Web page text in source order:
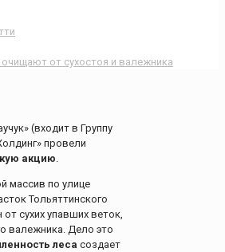
очищают от сухостоя и валежника
(входит в Группу
провели
акцию.
массив по улице
Тольяттинского
сухих упавших веток,
валежника. Дело это
леса создает